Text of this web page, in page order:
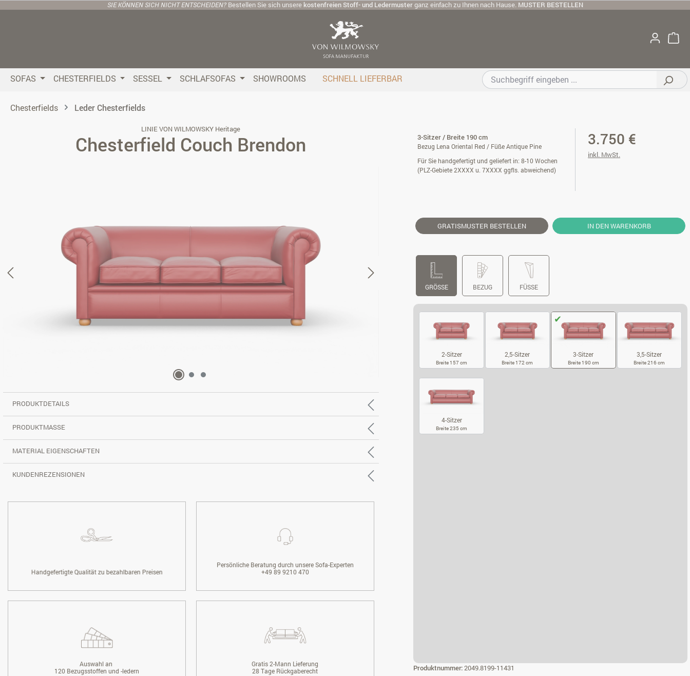
Hauptinhalt springen
Zur Suche springen
Zur Hauptnavigation springen
SIE KÖNNEN SICH NICHT ENTSCHEIDEN? Bestellen Sie sich unsere kostenfreien Stoff- und Ledermusterganz einfach zu Ihnen nach Hause. MUSTER BESTELLEN
SOFAS CHESTERFIELDS SESSEL SCHLAFSOFAS SHOWROOMS SCHNELL LIEFERBAR
Chesterfields Leder Chesterfields
LINIE VON WILMOWSKY Heritage
Chesterfield Couch Brendon 3-Sitzer / Breite 190 cm
Bezug Lena Oriental Red / Füße Antique Pine
Für Sie handgefertigt und geliefert in: 8-10 Wochen
(PLZ-Gebiete 2XXXX u. 7XXXX ggfls. abweichend)
3.750 €
inkl. MwSt.
GRATISMUSTER BESTELLEN IN DEN WARENKORB
GRÖSSE BEZUG FÜSSE
2-Sitzer
Breite 157 cm
2,5-Sitzer
Breite 172 cm
3-Sitzer
Breite 190 cm
3,5-Sitzer
Breite 216 cm
4-Sitzer
Breite 235 cm
Produktnummer:2049.8199-11431
PRODUKTDETAILS
PRODUKTMASSE
MATERIAL EIGENSCHAFTEN
KUNDENREZENSIONEN
Handgefertigte Qualität zu bezahlbaren Preisen
Persönliche Beratung durch unsere Sofa-Experten
+49 89 9210 470
Auswahl an
120 Bezugsstoffen und -ledern
Gratis 2-Mann Lieferung
28 Tage Rückgaberecht